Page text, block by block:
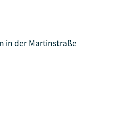
in der Martinstraße